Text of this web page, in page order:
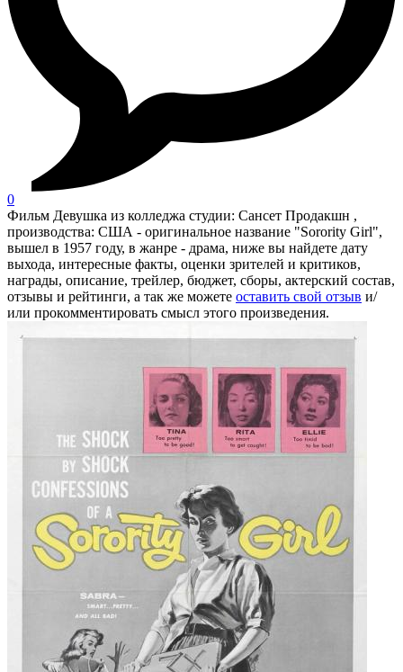
0
Фильм Девушка из колледжа студии: Сансет Продакшн ,
производства: США - оригинальное название "Sorority Girl",
вышел в 1957 году, в жанре - драма, ниже вы найдете дату
выхода, интересные факты, оценки зрителей и критиков,
награды, описание, трейлер, бюджет, сборы, актерский состав,
отзывы и рейтинги, а так же можете оставить свой отзыв и/
или прокомментировать смысл этого произведения.